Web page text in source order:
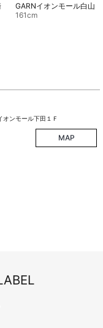
GARNイオンモール白山
161cm
ンモール下田１Ｆ
MAP